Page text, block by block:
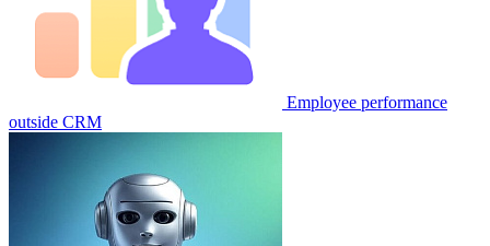
Employee performance
outside CRM